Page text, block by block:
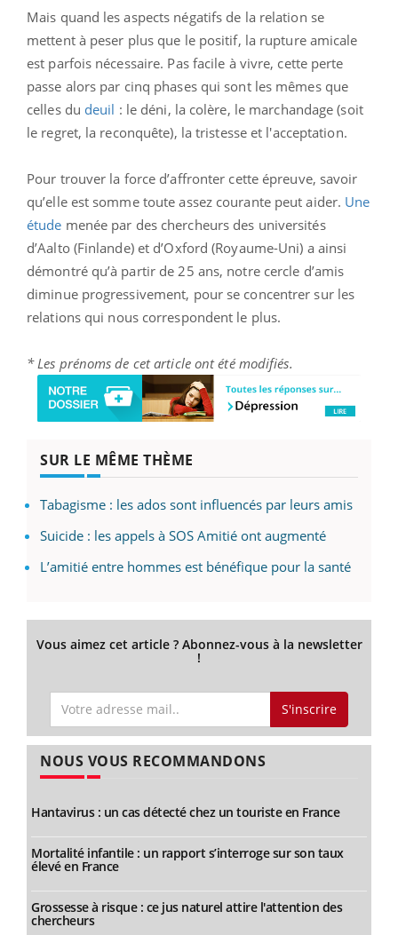
Mais quand les aspects négatifs de la relation se
mettent à peser plus que le positif, la rupture amicale
est parfois nécessaire. Pas facile à vivre, cette perte
passe alors par cinq phases qui sont les mêmes que
celles du deuil : le déni, la colère, le marchandage (soit
le regret, la reconquête), la tristesse et l'acceptation.
Pour trouver la force d’affronter cette épreuve, savoir
qu’elle est somme toute assez courante peut aider. Une
étude menée par des chercheurs des universités
d’Aalto (Finlande) et d’Oxford (Royaume-Uni) a ainsi
démontré qu’à partir de 25 ans, notre cercle d’amis
diminue progressivement, pour se concentrer sur les
relations qui nous correspondent le plus.
* Les prénoms de cet article ont été modifiés.
SUR LE MÊME THÈME
Tabagisme : les ados sont influencés par leurs amis
Suicide : les appels à SOS Amitié ont augmenté
L’amitié entre hommes est bénéfique pour la santé
Vous aimez cet article ? Abonnez-vous à la newsletter
!
S'inscrire
NOUS VOUS RECOMMANDONS
Hantavirus : un cas détecté chez un touriste en France
Mortalité infantile : un rapport s’interroge sur son taux
élevé en France
Grossesse à risque : ce jus naturel attire l'attention des
chercheurs